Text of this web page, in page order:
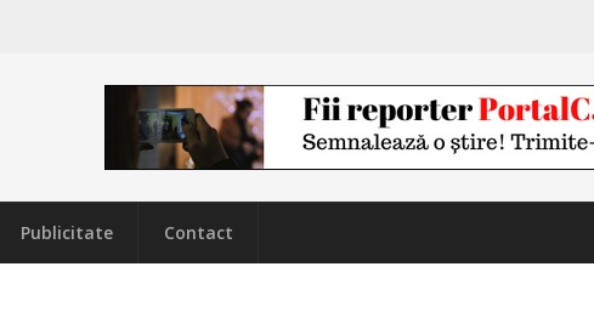
Publicitate Contact